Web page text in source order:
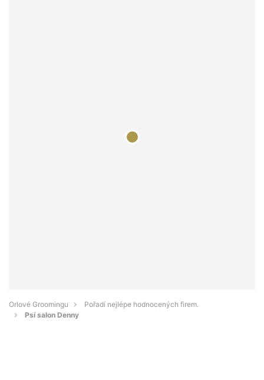
Orlové Groomingu
Pořadí nejlépe hodnocených firem.
Psí salon Denny